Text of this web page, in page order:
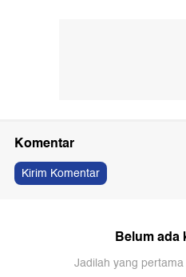
Komentar
Kirim Komentar
Belum ada
Jadilah yang